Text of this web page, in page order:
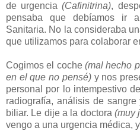
de urgencia(Cafinitrina),
pensaba que debíamos ir
Sanitaria. No la consideraba
que utilizamos para colaborar
Cogimos el coche (mal hecho
en el que no pensé)y nos
personal por lo intempestivo
radiografía, análisis de
biliar. Le dije a la doctora (muy
vengo a una urgencia médica,